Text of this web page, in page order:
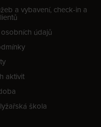
údajů
aktivit
škola